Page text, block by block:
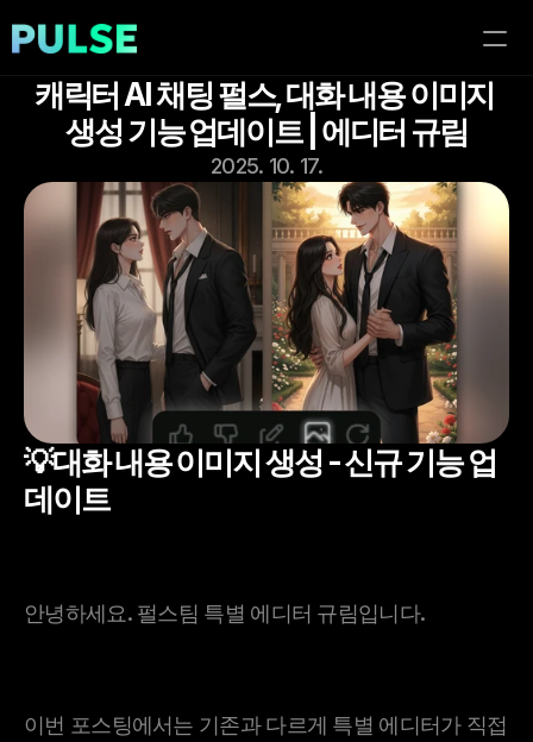
이벤트
블로그
이용가이드
캐릭터 AI 채팅 펄스, 대화 내용 이미지
생성 기능 업데이트 | 에디터 규림
2025. 10. 17.
💡대화 내용 이미지 생성 - 신규 기능 업
데이트
안녕하세요. 펄스팀 특별 에디터 규림입니다.
이번 포스팅에서는 기존과 다르게 특별 에디터가 직접